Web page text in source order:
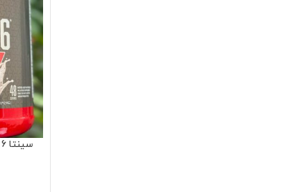
سینتا 6 ادج رژیمی برند بی اس ان